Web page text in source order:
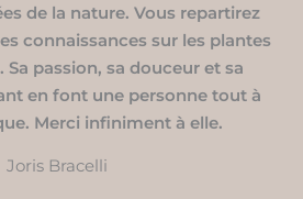
de la nature. Vous repartirez
connaissances sur les plantes
passion, sa douceur et sa
en font une personne tout à
Merci infiniment à elle.
Joris Bracelli